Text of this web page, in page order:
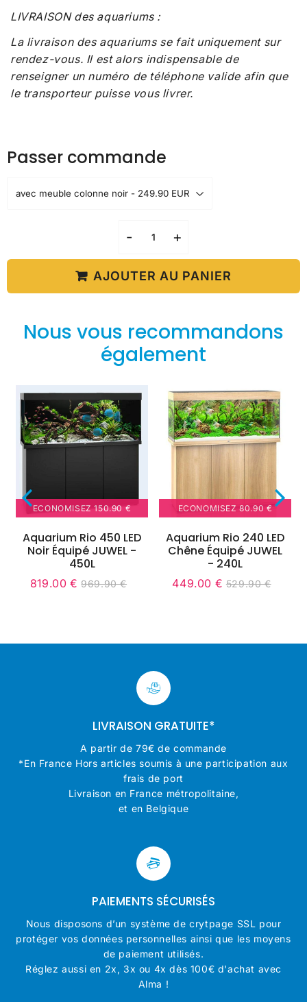
LIVRAISON des aquariums :
La livraison des aquariums se fait uniquement sur
rendez-vous. Il est alors indispensable de
renseigner un numéro de téléphone valide afin que
le transporteur puisse vous livrer.
Passer commande
- +
AJOUTER AU PANIER
Nous vous recommandons
également
ECONOMISEZ 150.90 €
Aquarium Rio 450 LED
Noir Équipé JUWEL -
450L
Prix
819.00 € 819.00
Prix
969.90 €
ECONOMISEZ 80.90 €
Aquarium Rio 240 LED
Chêne Équipé JUWEL
- 240L
Prix
449.00 € 449.00
Prix
529.90 €529.90
LIVRAISON GRATUITE*
A partir de 79€ de commande
*En France Hors articles soumis à une participation aux
frais de port
Livraison en France métropolitaine,
et en Belgique
PAIEMENTS SÉCURISÉS
Nous disposons d’un système de crytpage SSL pour
protéger vos données personnelles ainsi que les moyens
de paiement utilisés.
Réglez aussi en 2x, 3x ou 4x dès 100€ d'achat avec
Alma !